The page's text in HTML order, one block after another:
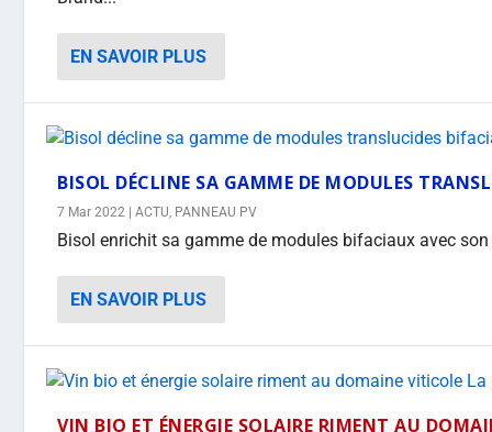
EN SAVOIR PLUS
BISOL DÉCLINE SA GAMME DE MODULES
7 Mar 2022 |ACTU, PANNEAU PV
Bisol enrichit sa gamme de modules bifaciaux avec
EN SAVOIR PLUS
VIN BIO ET ÉNERGIE SOLAIRE RIMENT AU